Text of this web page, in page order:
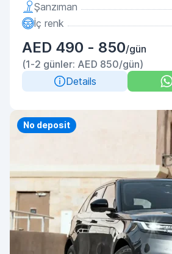
Şanzıman
İç renk
AED 490 - 850/gün
(1-2 günler: AED 850/gün)
Details
Priority
No deposit